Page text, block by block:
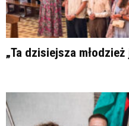
„Ta dzisiejsza młodzież